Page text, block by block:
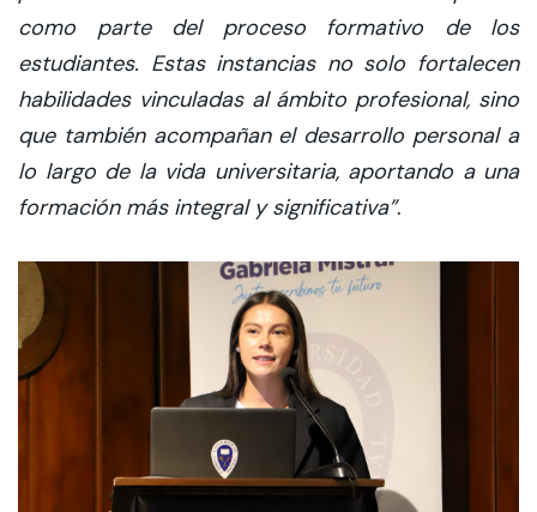
como parte del proceso formativo de los
estudiantes. Estas instancias no solo fortalecen
habilidades vinculadas al ámbito profesional, sino
que también acompañan el desarrollo personal a
lo largo de la vida universitaria, aportando a una
formación más integral y significativa”.